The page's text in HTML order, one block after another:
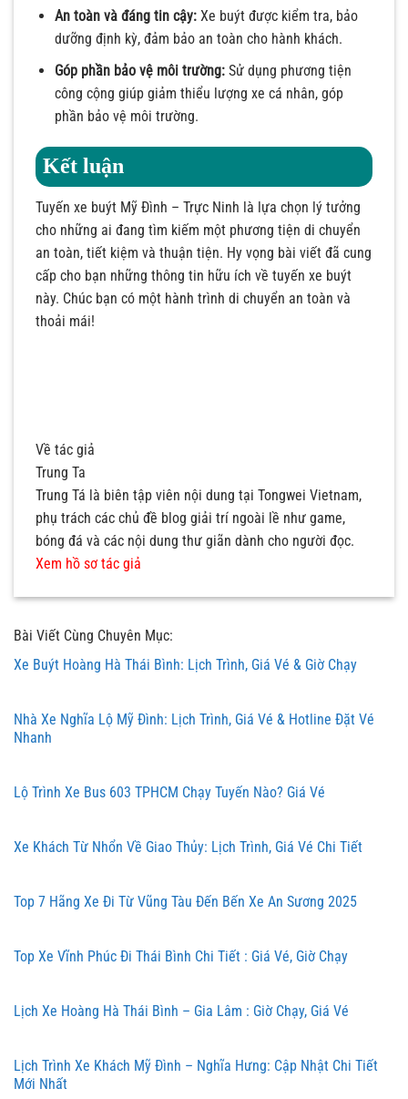
An toàn và đáng tin cậy:Xe buýt được kiểm tra, bảo
dưỡng định kỳ, đảm bảo an toàn cho hành khách.
Góp phần bảo vệ môi trường:Sử dụng phương tiện
công cộng giúp giảm thiểu lượng xe cá nhân, góp
phần bảo vệ môi trường.
Kết luận
Tuyến xe buýt Mỹ Đình – Trực Ninh là lựa chọn lý tưởng
cho những ai đang tìm kiếm một phương tiện di chuyển
an toàn, tiết kiệm và thuận tiện. Hy vọng bài viết đã cung
cấp cho bạn những thông tin hữu ích về tuyến xe buýt
này. Chúc bạn có một hành trình di chuyển an toàn và
thoải mái!
Về tác giả
Trung Ta
Trung Tá là biên tập viên nội dung tại Tongwei Vietnam,
phụ trách các chủ đề blog giải trí ngoài lề như game,
bóng đá và các nội dung thư giãn dành cho người đọc.
Xem hồ sơ tác giả
Bài Viết Cùng Chuyên Mục:
Xe Buýt Hoàng Hà Thái Bình: Lịch Trình, Giá Vé & Giờ Chạy
Nhà Xe Nghĩa Lộ Mỹ Đình: Lịch Trình, Giá Vé & Hotline Đặt Vé
Nhanh
Lộ Trình Xe Bus 603 TPHCM Chạy Tuyến Nào? Giá Vé
Xe Khách Từ Nhổn Về Giao Thủy: Lịch Trình, Giá Vé Chi Tiết
Top 7 Hãng Xe Đi Từ Vũng Tàu Đến Bến Xe An Sương 2025
Top Xe Vĩnh Phúc Đi Thái Bình Chi Tiết : Giá Vé, Giờ Chạy
Lịch Xe Hoàng Hà Thái Bình – Gia Lâm : Giờ Chạy, Giá Vé
Lịch Trình Xe Khách Mỹ Đình – Nghĩa Hưng: Cập Nhật Chi Tiết
Mới Nhất